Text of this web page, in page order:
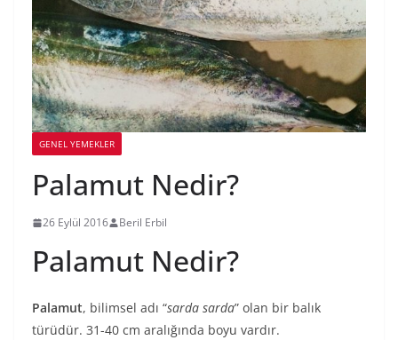
GENEL YEMEKLER
Palamut Nedir?
26 Eylül 2016 Beril Erbil
Palamut Nedir?
Palamut, bilimsel adı “sarda sarda” olan bir balık
türüdür. 31-40 cm aralığında boyu vardır.